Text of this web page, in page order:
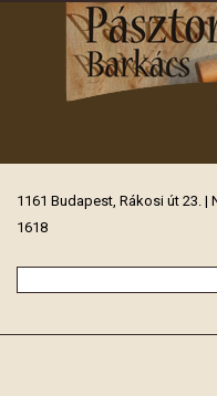
1161 Budapest, Rákosi út 23. |
1618